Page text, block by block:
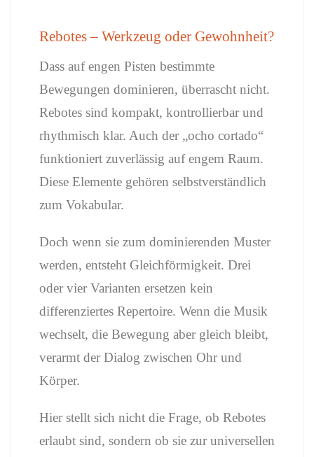
Rebotes – Werkzeug oder Gewohnheit?
Dass auf engen Pisten bestimmte
Bewegungen dominieren, überrascht nicht.
Rebotes sind kompakt, kontrollierbar und
rhythmisch klar. Auch der „ocho cortado“
funktioniert zuverlässig auf engem Raum.
Diese Elemente gehören selbstverständlich
zum Vokabular.
Doch wenn sie zum dominierenden Muster
werden, entsteht Gleichförmigkeit. Drei
oder vier Varianten ersetzen kein
differenziertes Repertoire. Wenn die Musik
wechselt, die Bewegung aber gleich bleibt,
verarmt der Dialog zwischen Ohr und
Körper.
Hier stellt sich nicht die Frage, ob Rebotes
erlaubt sind, sondern ob sie zur universellen